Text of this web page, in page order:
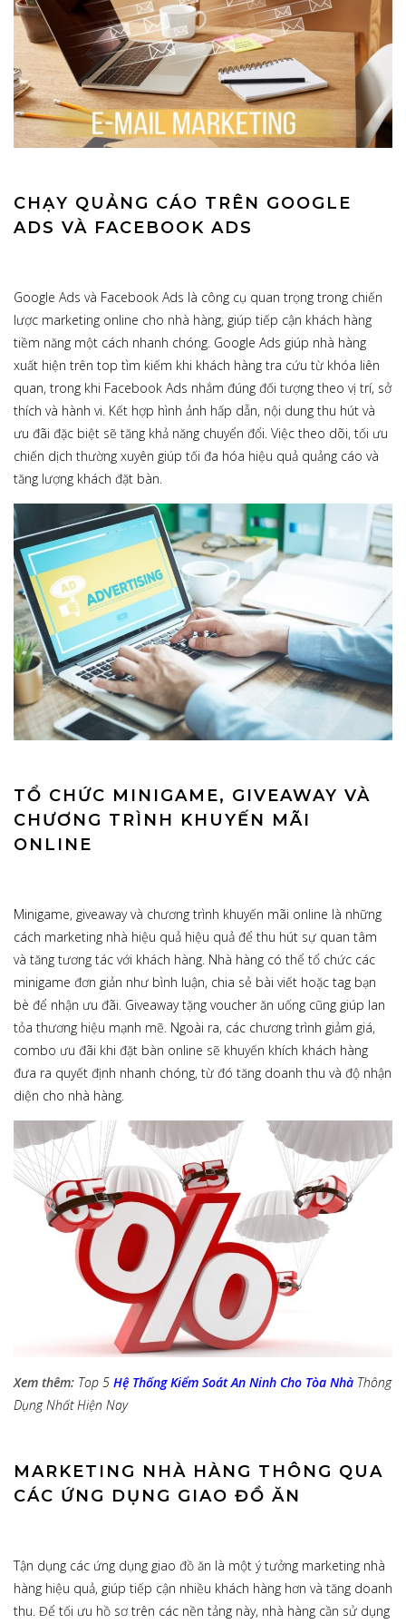
CHẠY QUẢNG CÁO TRÊN GOOGLE
ADS VÀ FACEBOOK ADS
Google Ads và Facebook Ads là công cụ quan trọng trong chiến
lược marketing online cho nhà hàng, giúp tiếp cận khách hàng
tiềm năng một cách nhanh chóng. Google Ads giúp nhà hàng
xuất hiện trên top tìm kiếm khi khách hàng tra cứu từ khóa liên
quan, trong khi Facebook Ads nhắm đúng đối tượng theo vị trí, sở
thích và hành vi. Kết hợp hình ảnh hấp dẫn, nội dung thu hút và
ưu đãi đặc biệt sẽ tăng khả năng chuyển đổi. Việc theo dõi, tối ưu
chiến dịch thường xuyên giúp tối đa hóa hiệu quả quảng cáo và
tăng lượng khách đặt bàn.
TỔ CHỨC MINIGAME, GIVEAWAY VÀ
CHƯƠNG TRÌNH KHUYẾN MÃI
ONLINE
Minigame, giveaway và chương trình khuyến mãi online là những
cách marketing nhà hiệu quả hiệu quả để thu hút sự quan tâm
và tăng tương tác với khách hàng. Nhà hàng có thể tổ chức các
minigame đơn giản như bình luận, chia sẻ bài viết hoặc tag bạn
bè để nhận ưu đãi. Giveaway tặng voucher ăn uống cũng giúp lan
tỏa thương hiệu mạnh mẽ. Ngoài ra, các chương trình giảm giá,
combo ưu đãi khi đặt bàn online sẽ khuyến khích khách hàng
đưa ra quyết định nhanh chóng, từ đó tăng doanh thu và độ nhận
diện cho nhà hàng.
Xem thêm: Top 5 Hệ Thống Kiểm Soát An Ninh Cho Tòa Nhà Thông
Dụng Nhất Hiện Nay
MARKETING NHÀ HÀNG THÔNG QUA
CÁC ỨNG DỤNG GIAO ĐỒ ĂN
Tận dụng các ứng dụng giao đồ ăn là một ý tưởng marketing nhà
hàng hiệu quả, giúp tiếp cận nhiều khách hàng hơn và tăng doanh
thu. Để tối ưu hồ sơ trên các nền tảng này, nhà hàng cần sử dụng